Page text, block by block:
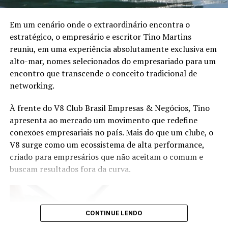
YouTube
Spotify
TÓPICOS RELACIONADOS
A SEGUIR
canção que clama por mais de Deus
NÃO PERCA
Benza lança single com Lia de Itamaracá e anuncia
álbum de estreia
A participação da ANCORD reforça a importância da
transformação. Representando a entidade, Orlando
Junior, Diretor de Certificação e Educação Continuada,
abordará como o desenvolvimento de novas
competências pode preparar os profissionais para atuar
em segmentos estratégicos da economia brasileira e
acompanhar a evolução das demandas dos investidores.
Eduardo Vanin, Estrategista Sênior de Agricultura da
Marex e Analista do Complexo Soja, abordará o cenário
atual do agronegócio, as oportunidades que o setor abre
para assessores de investimento, os movimentos de
mercado que impactam investidores e como os
profissionais podem ampliar as conversas com seus
agrícolas e derivativos, Vanin atende atualmente
grandes fundos de investimento no Brasil e na China,
Em um cenário onde o extraordinário encontra o
estratégico, o empresário e escritor Tino Martins
reuniu, em uma experiência absolutamente exclusiva em
alto-mar, nomes selecionados do empresariado para um
encontro que transcende o conceito tradicional de
networking.
À frente do V8 Club Brasil Empresas & Negócios, Tino
apresenta ao mercado um movimento que redefine
conexões empresariais no país. Mais do que um clube, o
V8 surge como um ecossistema de alta performance,
criado para empresários que não aceitam o comum e
buscam resultados fora da curva.
CONTINUE LENDO